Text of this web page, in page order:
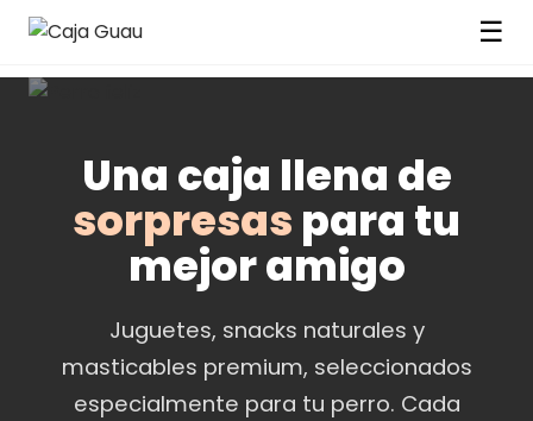
☰
Una caja llena de
sorpresas para tu
mejor amigo
Juguetes, snacks naturales y
masticables premium, seleccionados
especialmente para tu perro. Cada